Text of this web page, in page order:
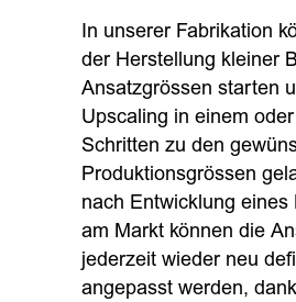
In unserer Fabrikation
der Herstellung kleiner
Ansatzgrössen starten
Upscaling in einem
Schritten zu den
Produktionsgrössen
nach Entwicklung eines
am Markt können die
jederzeit wieder neu
angepasst werden,